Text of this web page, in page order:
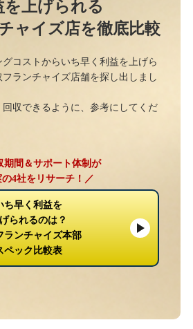
を上げられる
ャイズ店を徹底比較
コストからいち早く利益を上げら
ランチャイズ店舗を探し出しまし
収できるように、参考にしてくだ
期間＆サポート体制が
の4社をリサーチ！／
ち早く利益を
られるのは？
ランチャイズ本部
ペック比較表